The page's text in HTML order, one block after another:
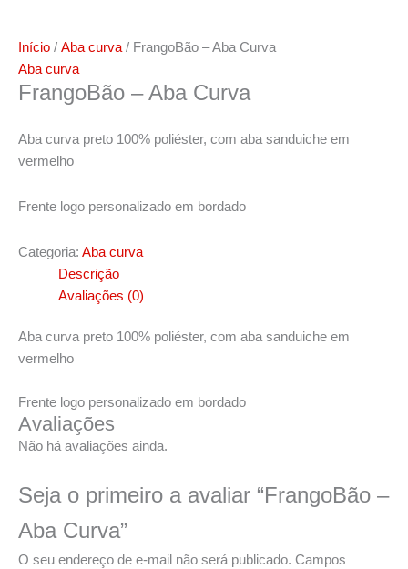
Início / Aba curva / FrangoBão – Aba Curva
Aba curva
FrangoBão – Aba Curva
Aba curva preto 100% poliéster, com aba sanduiche em
vermelho
Frente logo personalizado em bordado
Categoria: Aba curva
Descrição
Avaliações (0)
Aba curva preto 100% poliéster, com aba sanduiche em
vermelho
Frente logo personalizado em bordado
Avaliações
Não há avaliações ainda.
Seja o primeiro a avaliar “FrangoBão –
Aba Curva”
O seu endereço de e-mail não será publicado. Campos